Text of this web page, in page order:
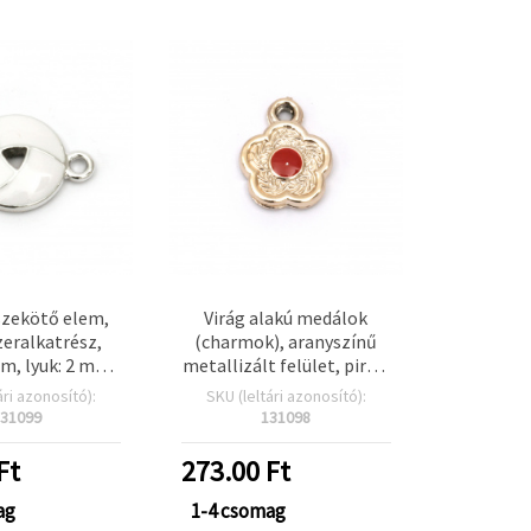
elem,
lyuk: 2 mm,
fehér, 5 db
azonosító):
Virág alakú medálok
(charmok), aranyszínű
metallizált felület, piros,
19,5 × 15,5 × 3,5 mm, 2
mm furat, 10 db/csomag
nyakláncok, karkötők,
fülbevalók, DIY
SKU (leltári azonosító):
131098
273.00Ft
1-4 csomag